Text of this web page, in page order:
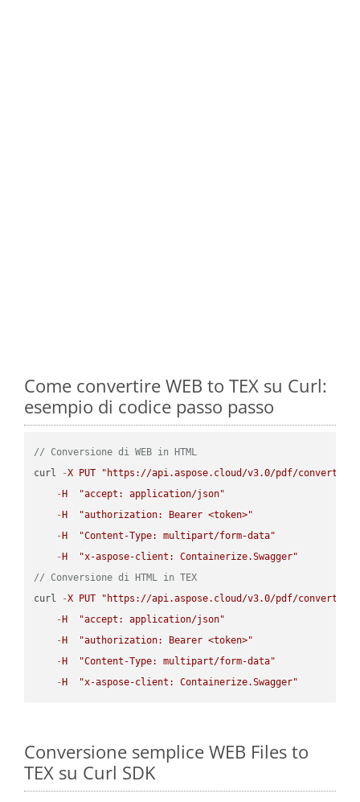
Come convertire WEB to TEX su Curl:
esempio di codice passo passo
// Conversione di WEB in HTML
curl
-X PUT
"https://api.aspose.cloud/v3.0/pdf/convert/
- H
"accept: application/json"
- H
"authorization: Bearer <token>"
- H
"Content-Type: multipart/form-data"
- H
"x-aspose-client: Containerize.Swagger"
// Conversione di HTML in TEX
curl
-X PUT
"https://api.aspose.cloud/v3.0/pdf/convert/
- H
"accept: application/json"
- H
"authorization: Bearer <token>"
- H
"Content-Type: multipart/form-data"
- H "x-aspose-client: Containerize.Swagger"
Conversione semplice WEB Files to
TEX su Curl SDK